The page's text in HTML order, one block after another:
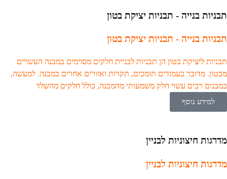
תבניות בנייה - תבניות יציקת בטון
תבניות בנייה - תבניות יציקת בטון
תבניות ליציקת בטון הן תבניות לבניית חלקים מסוימים במבנה העשויים
מבטון. מדובר בעמודים תומכים, תקרות ואזורים אחרים במבנה. למעשה,
במבנים רבים עשוי חלק משמעותי מהמבנה, כולל חלקים מהשלד
למידע נוסף
מדרגות חיצוניות לבניין
מדרגות חיצוניות לבניין